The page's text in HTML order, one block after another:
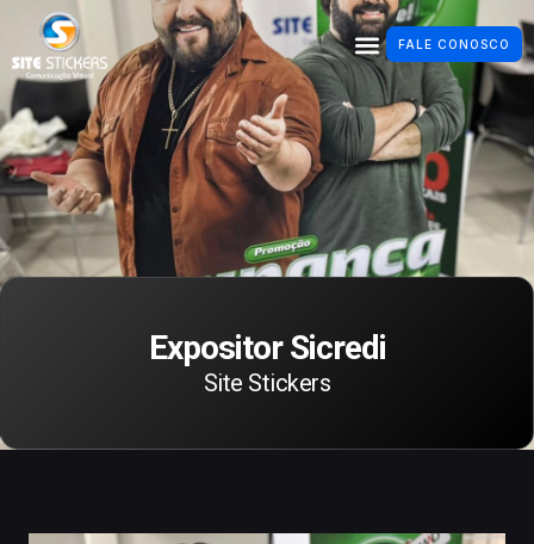
FALE CONOSCO
Expositor Sicredi
Site Stickers